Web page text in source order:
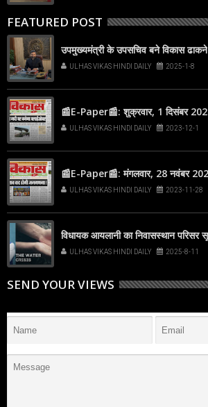
FEATURED POST
उपमुख्यमंत्री के उपसचिव बने विकास ढाकने
ULHAS VIKAS HINDI DAILY 2025-1-8
📰E-Paper📰: शुक्रवार, 1 दिसंबर
ULHAS VIKAS HINDI DAILY 2023-12-1
📰E-Paper📰: मंगलवार, 28 नवंबर
ULHAS VIKAS HINDI DAILY 2023-11-28
विधायक आयलानी का निवासस्थान
ULHAS VIKAS HINDI DAILY 2025-8-11
SEND YOUR VIEWS